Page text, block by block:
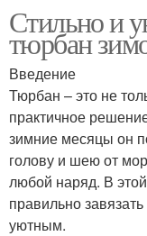
Стильно и
тюрбан
Введение
Тюрбан – это не
практичное
зимние месяцы он
голову и шею от
любой наряд. В
правильно
уютным.